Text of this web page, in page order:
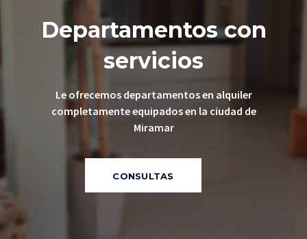
Departamentos con
servicios
Le ofrecemos departamentos en alquiler
completamente equipados en la ciudad de
Miramar
CONSULTAS